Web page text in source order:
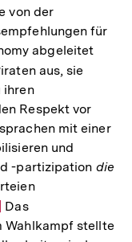
von der
für
abgeleitet
aus, sie
ihren
Respekt vor
mit einer
und
-partizipation die
Das
Wahlkampf stellte